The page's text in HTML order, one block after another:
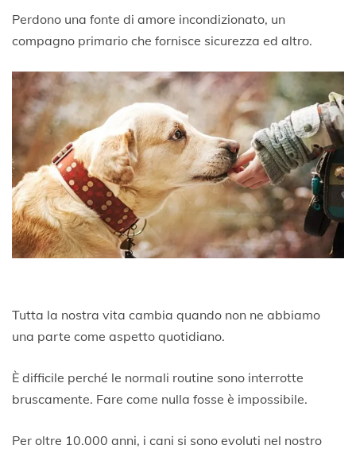
Perdono una fonte di amore incondizionato, un
compagno primario che fornisce sicurezza ed altro.
Tutta la nostra vita cambia quando non ne abbiamo
una parte come aspetto quotidiano.
È difficile perché le normali routine sono interrotte
bruscamente. Fare come nulla fosse è impossibile.
Per oltre 10.000 anni, i cani si sono evoluti nel nostro